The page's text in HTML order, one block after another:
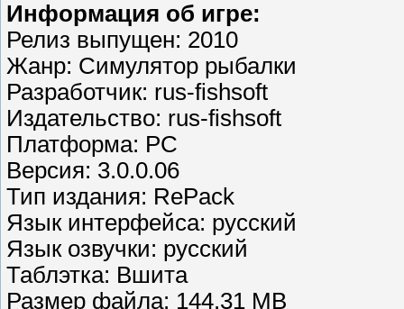
Информация об игре:
Релиз выпущен: 2010
Жанр: Симулятор рыбалки
Разработчик: rus-fishsoft
Издательство: rus-fishsoft
Платформа: PC
Версия: 3.0.0.06
Тип издания: RePack
Язык интерфейса: русский
Язык озвучки: русский
Таблэтка: Вшита
Размер файла: 144.31 MB